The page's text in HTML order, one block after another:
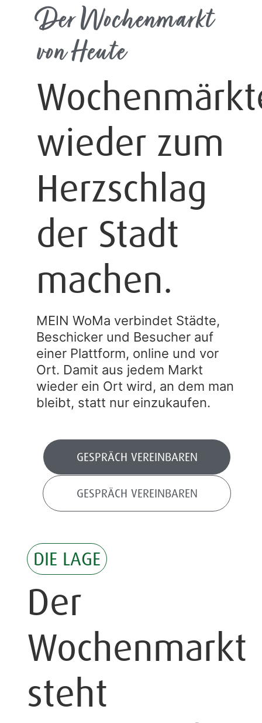
Der Wochenmarkt
von Heute
wieder zum
Herzschlag
der Stadt
machen.
MEIN WoMa verbindet Städte,
Beschicker und Besucher auf
einer Plattform, online und vor
Ort. Damit aus jedem Markt
wieder ein Ort wird, an dem man
bleibt, statt nur einzukaufen.
GESPRÄCH VEREINBAREN
GESPRÄCH VEREINBAREN
DIE LAGE
Der
Wochenmarkt
steht